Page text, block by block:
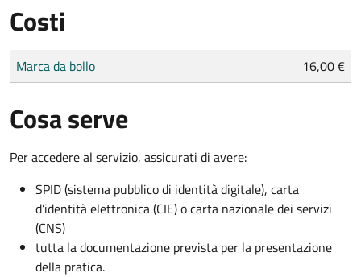
Costi
Tipo di pagamento
Importo
Marca da bollo 16,00 €
Cosa serve
Per accedere al servizio, assicurati di avere:
SPID (sistema pubblico di identità digitale), carta
d’identità elettronica (CIE) o carta nazionale dei servizi
(CNS)
tutta la documentazione prevista per la presentazione
della pratica.